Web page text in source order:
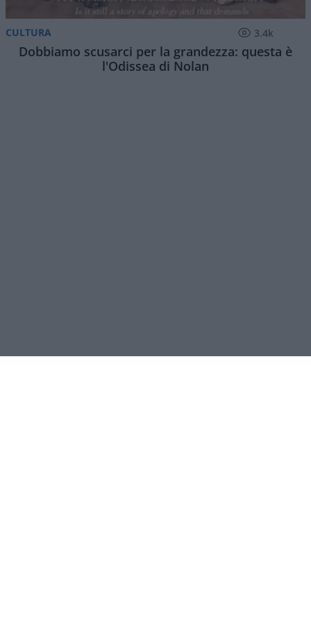
CULTURA 3.4k
Dobbiamo scusarci per la grandezza: questa è
l'Odissea di Nolan